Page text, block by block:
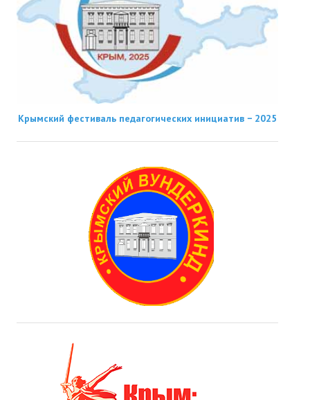
Крымский фестиваль педагогических инициатив − 2025